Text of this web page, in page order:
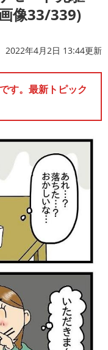
像33/339)
2022年4月2日 13:44更新
す。最新トピック